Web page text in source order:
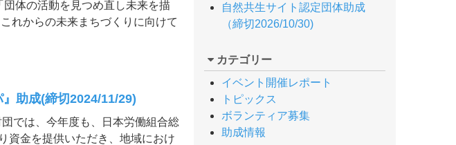
体の活動を見つめ直し未来を描
れからの未来まちづくりに向けて
助成(締切2024/11/29)
では、今年度も、日本労働組合総
資金を提供いただき、地域におけ
自然共生サイト認定団体助成
（締切2026/10/30)
カテゴリー
イベント開催レポート
トピックス
ボランティア募集
助成情報